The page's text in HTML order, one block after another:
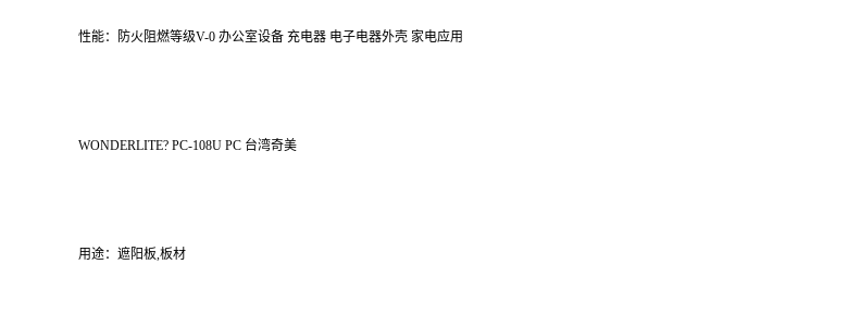
性能：防火阻燃等级V-0 办公室设备 充电器 电子电器外壳 家电应用
WONDERLITE? PC-108U PC 台湾奇美
用途：遮阳板,板材